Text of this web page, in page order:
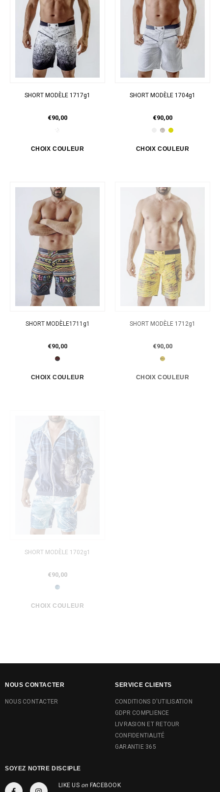
SHORT MODÈLE 1717g1
€90,00
SHORT MODÈLE 1704g1
€90,00
SHORT MODÈLE1711g1
€90,00
SHORT MODÈLE 1712g1
€90,00
SHORT MODÈLE 1702g1
€90,00
NOUS CONTACTER
NOUS CONTACTER
SERVICE CLIENTS
CONDITIONS D'UTILISATION
GDPR COMPLIENCE
LIVRASION ET RETOUR
CONFIDENTIALITÉ
GARANTIE 365
SOYEZ NOTRE DISCIPLE
LIKE US FACEBOOK